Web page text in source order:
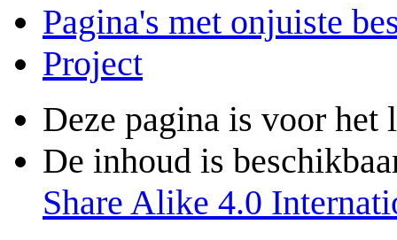
Pagina's met onjuiste
Project
Deze pagina is voor het
De inhoud is
Share Alike 4.0